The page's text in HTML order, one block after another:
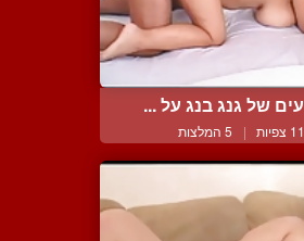
של גנג בנג על ...
| 5 המלצות